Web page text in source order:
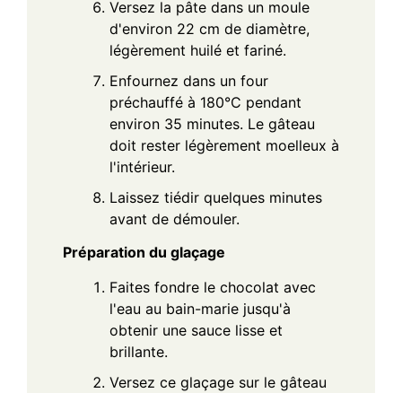
Versez la pâte dans un moule
d'environ 22 cm de diamètre,
légèrement huilé et fariné.
Enfournez dans un four
préchauffé à 180°C pendant
environ 35 minutes. Le gâteau
doit rester légèrement moelleux à
l'intérieur.
Laissez tiédir quelques minutes
avant de démouler.
Préparation du glaçage
Faites fondre le chocolat avec
l'eau au bain-marie jusqu'à
obtenir une sauce lisse et
brillante.
Versez ce glaçage sur le gâteau